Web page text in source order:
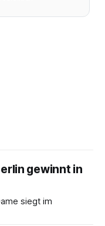
gewinnt in
siegt im